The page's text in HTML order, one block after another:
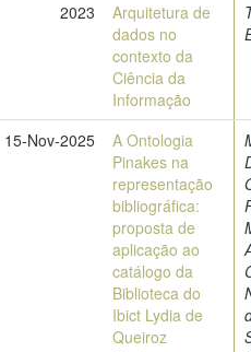
2023
Arquitetura de
dados no
contexto da
Ciência da
Informação
15-Nov-2025
A Ontologia
Pinakes na
representação
bibliográfica:
proposta de
aplicação ao
catálogo da
Biblioteca do
Ibict Lydia de
Queiroz